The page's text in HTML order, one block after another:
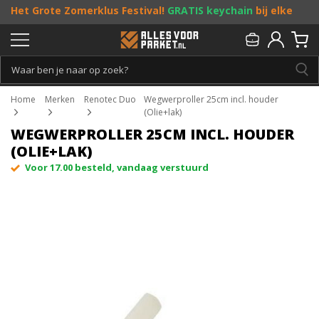
Het Grote Zomerklus Festival! GRATIS keychain bij elke
bestelling vanaf €25, entoffe acties! Doe je mee?
Persoonlijk & gratis advies:013 - 207 00 01
Home Merken Renotec Duo
Wegwerproller 25cm incl. houder
(Olie+lak)
WEGWERPROLLER 25CM INCL. HOUDER
(OLIE+LAK)
Voor 17.00 besteld, vandaag verstuurd